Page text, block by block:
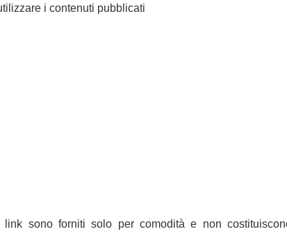
i contenuti pubblicati
sono forniti solo per comodità e non